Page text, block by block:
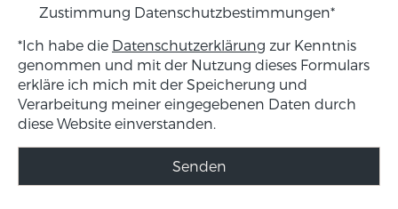
Zustimmung Datenschutzbestimmungen*
*Ich habe die Datenschutzerklärung zur Kenntnis
genommen und mit der Nutzung dieses Formulars
erkläre ich mich mit der Speicherung und
Verarbeitung meiner eingegebenen Daten durch
diese Website einverstanden.